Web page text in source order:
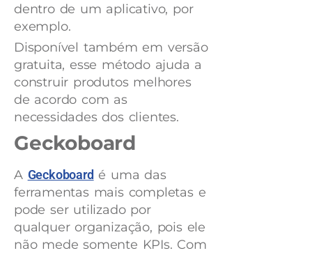
dentro de um aplicativo, por
exemplo.
Disponível também em versão
gratuita, esse método ajuda a
construir produtos melhores
de acordo com as
necessidades dos clientes.
Geckoboard
A Geckoboard é uma das
ferramentas mais completas e
pode ser utilizado por
qualquer organização, pois ele
não mede somente KPIs. Com